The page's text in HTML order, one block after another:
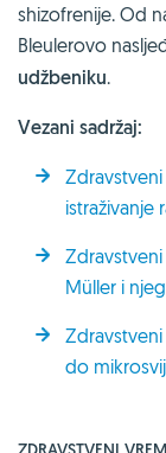
shizofrenije. Od
Bleulerovo
udžbeniku.
Vezani sadržaj:
Zdravstveni
istraživanje
Zdravstveni
Müller i
do